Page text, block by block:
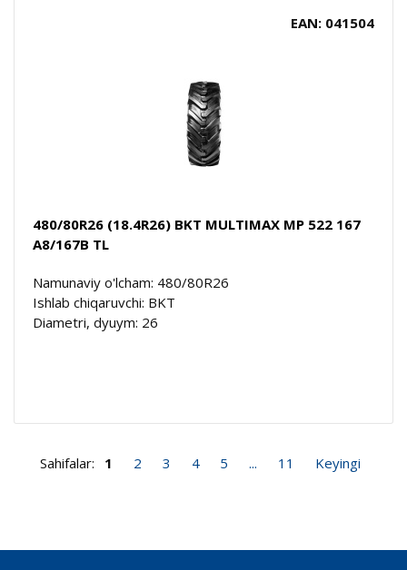
EAN: 041504
480/80R26 (18.4R26) BKT MULTIMAX MP 522 167
A8/167B TL
Namunaviy o'lcham: 480/80R26
Ishlab chiqaruvchi: BKT
Diametri, dyuym: 26
Sahifalar: 1 2 3 4 5 ... 11 Keyingi